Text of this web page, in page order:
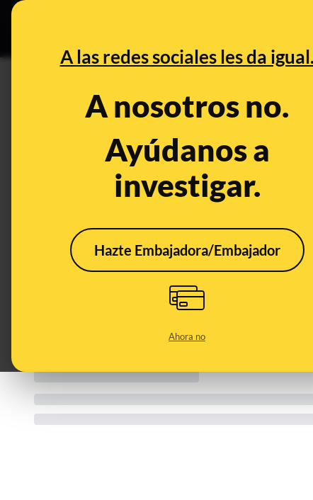
A las redes sociales les da igual.
A nosotros no.
Ayúdanos a
investigar.
Hazte Embajadora/Embajador
Ahora no
Especial
¿Estados Unidos
This content has NOT yet
«Estados Unidos electrocuta los ríos
This content has
Estados Unidos electrocuta en sus ríos a los ejemplares
https://share.google/AYOqn3VEE3xx2nr4u
Estados Unidos (EEUU) · ríos · peces · electrocuciones